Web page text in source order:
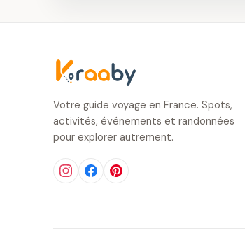
Votre guide voyage en France. Spots,
activités, événements et randonnées
pour explorer autrement.